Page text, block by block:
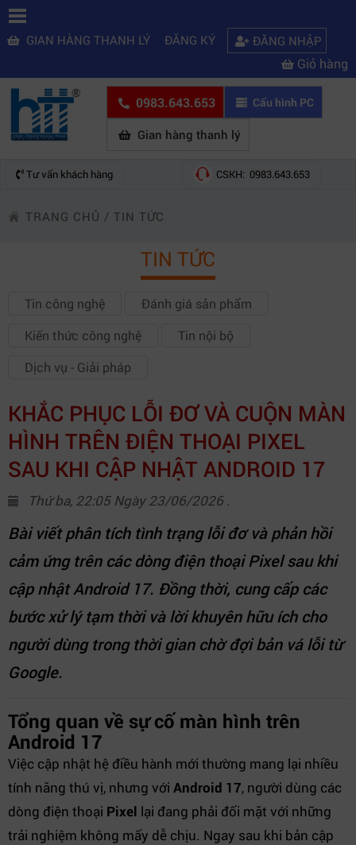
GIAN HÀNG THANH LÝ ĐĂNG KÝ ĐĂNG NHẬP
Giỏ hàng
0983.643.653 Cấu hình PC
Gian hàng thanh lý
Tư vấn khách hàng CSKH: 0983.643.653
TRANG CHỦ / TIN TỨC
TIN TỨC
Tin công nghệ
Đánh giá sản phẩm
Kiến thức công nghệ
Tin nội bộ
Dịch vụ - Giải pháp
KHẮC PHỤC LỖI ĐƠ VÀ CUỘN MÀN
HÌNH TRÊN ĐIỆN THOẠI PIXEL
SAU KHI CẬP NHẬT ANDROID 17
Thứ ba, 22:05 Ngày 23/06/2026 .
Bài viết phân tích tình trạng lỗi đơ và phản hồi
cảm ứng trên các dòng điện thoại Pixel sau khi
cập nhật Android 17. Đồng thời, cung cấp các
bước xử lý tạm thời và lời khuyên hữu ích cho
người dùng trong thời gian chờ đợi bản vá lỗi từ
Google.
Tổng quan về sự cố màn hình trên
Android 17
Việc cập nhật hệ điều hành mới thường mang lại nhiều
tính năng thú vị, nhưng với Android 17, người dùng các
dòng điện thoại Pixel lại đang phải đối mặt với những
trải nghiệm không mấy dễ chịu. Ngay sau khi bản cập